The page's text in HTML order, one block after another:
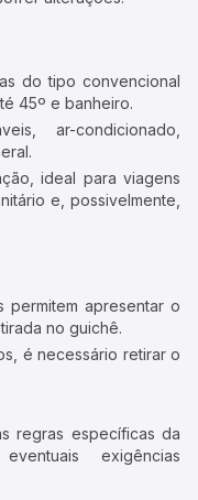
do tipo convencional
45º e banheiro.
ar-condicionado,
ideal para viagens
e, possivelmente,
permitem apresentar o
no guichê.
é necessário retirar o
regras específicas da
exigências